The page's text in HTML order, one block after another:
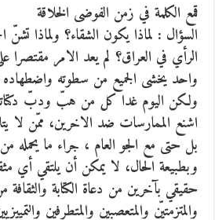
قمع الكلمة في زمن الفوضى الخلاقة
السؤال : لماذا يكون الشقاء؟ ولماذا تشنّ
الرأي في العراق؟ لم يعد الامر مقتصرا
واحد يخشى الجميع من سطوته واضطهاده
ولكن اليوم غدا كل من هبّ ودبّ
اشنع الممارسات ضد الاخرين، ممّن لا
بل حتى مع الجو العام ، جراء ما
وبطبيعة الحال، لا يمكن أن يلتقي أي
حقيقي بآخرين من دعاة الكتابة والثقافة
والمتزمتيّن والمتعصبين والمتطرفين